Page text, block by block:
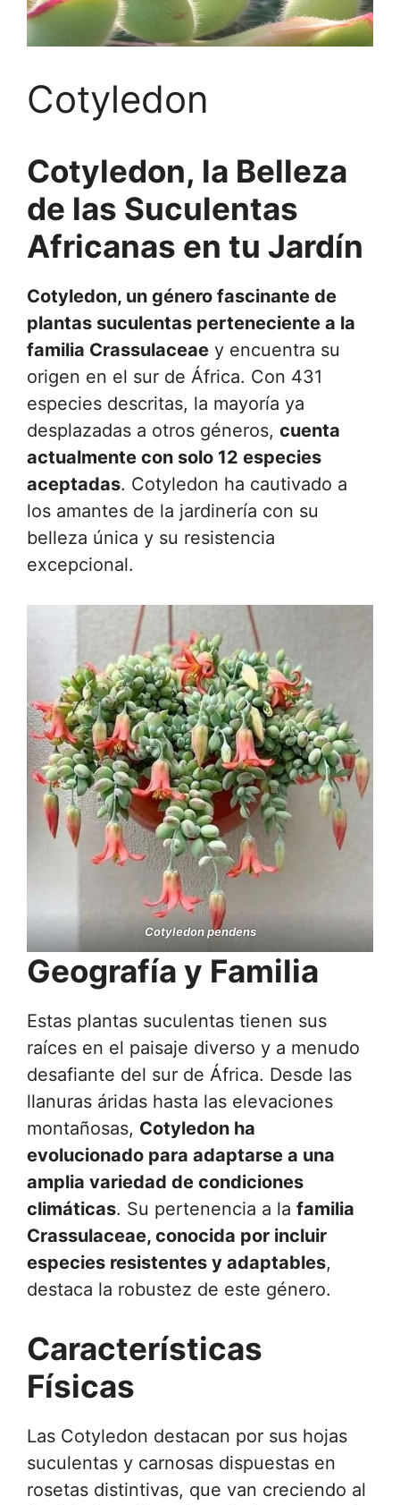
Cotyledon
Cotyledon, la Belleza
de las Suculentas
Africanas en tu Jardín
Cotyledon, un género fascinante de
plantas suculentas perteneciente a la
familia Crassulaceae y encuentra su
origen en el sur de África. Con 431
especies descritas, la mayoría ya
desplazadas a otros géneros, cuenta
actualmente con solo 12 especies
aceptadas. Cotyledon ha cautivado a
los amantes de la jardinería con su
belleza única y su resistencia
excepcional.
Cotyledon pendens
Geografía y Familia
Estas plantas suculentas tienen sus
raíces en el paisaje diverso y a menudo
desafiante del sur de África. Desde las
llanuras áridas hasta las elevaciones
montañosas, Cotyledon ha
evolucionado para adaptarse a una
amplia variedad de condiciones
climáticas. Su pertenencia a la familia
Crassulaceae, conocida por incluir
especies resistentes y adaptables,
destaca la robustez de este género.
Características
Físicas
Las Cotyledon destacan por sus hojas
suculentas y carnosas dispuestas en
rosetas distintivas, que van creciendo al